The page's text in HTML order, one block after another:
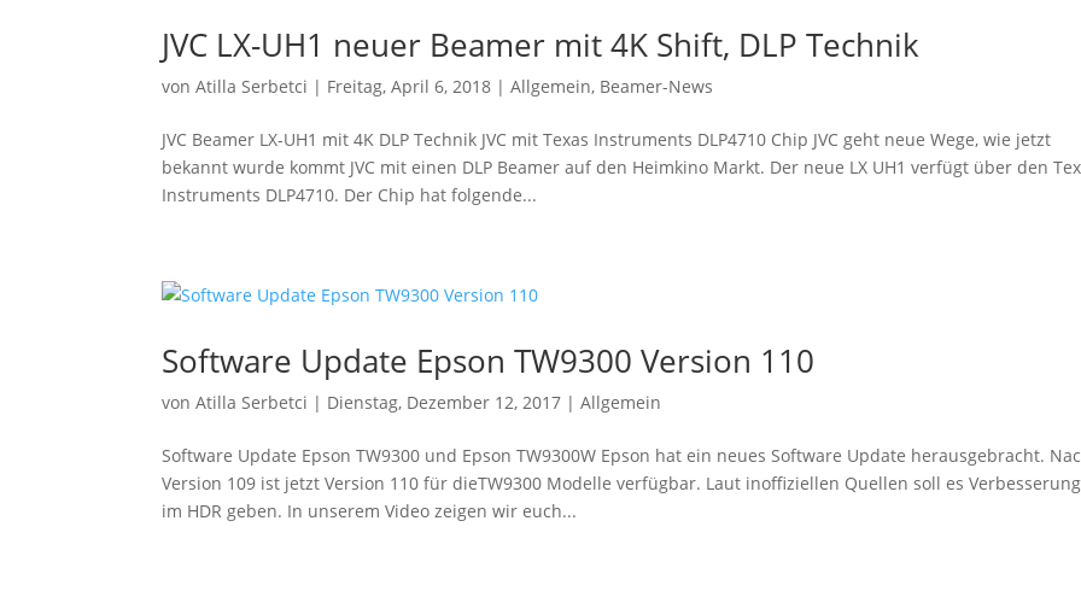
JVC LX-UH1 neuer Beamer mit 4K Shift, DLP Technik
vonAtilla Serbetci | Freitag, April 6, 2018 |Allgemein, Beamer-News
JVC Beamer LX-UH1 mit 4K DLP Technik JVC mit Texas Instruments DLP4710 Chip JVC geht neue Wege, wie jetzt
bekannt wurde kommt JVC mit einen DLP Beamer auf den Heimkino Markt. Der neue LX UH1 verfügt über den
Instruments DLP4710. Der Chip hat folgende...
Software Update Epson TW9300 Version 110
vonAtilla Serbetci | Dienstag, Dezember 12, 2017 |Allgemein
Software Update Epson TW9300 und Epson TW9300W Epson hat ein neues Software Update herausgebracht.
Version 109 ist jetzt Version 110 für dieTW9300 Modelle verfügbar. Laut inoffiziellen Quellen soll es
im HDR geben. In unserem Video zeigen wir euch...